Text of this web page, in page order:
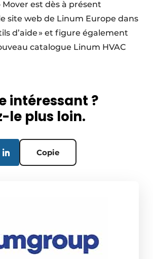
est dès à présent
site web de Linum Europe dans
d’aide » et figure également
catalogue Linum HVAC
intéressant ?
le plus loin.
Copie